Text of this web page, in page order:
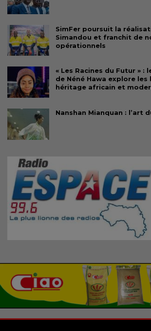
SimFer poursuit la
Simandou et franchit de
opérationnels
« Les Racines du Futur » :
de Néné Hawa explore les
héritage africain et
Nanshan Mianquan : l’art